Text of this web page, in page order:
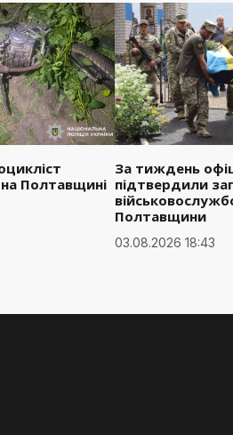
Полтавщині
За тиждень
підтвердили
Полтавщини
03.08.2026 18:43